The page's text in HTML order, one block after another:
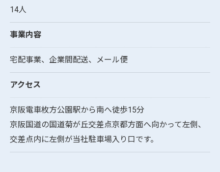
14人
事業内容
宅配事業、企業間配送、メール便
アクセス
京阪電車枚方公園駅から南へ徒歩15分
京阪国道の国道菊が丘交差点京都方面へ向かって左側、
交差点内に左側が当社駐車場入り口です。